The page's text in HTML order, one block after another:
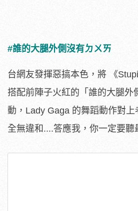
#誰的大腿外側沒有ㄉㄨㄞ
台網友發揮惡搞本色，將 《
搭配前陣子火紅的「誰的大腿外
動，Lady Gaga 的舞蹈動作對
全無違和....答應我，你一定要聽